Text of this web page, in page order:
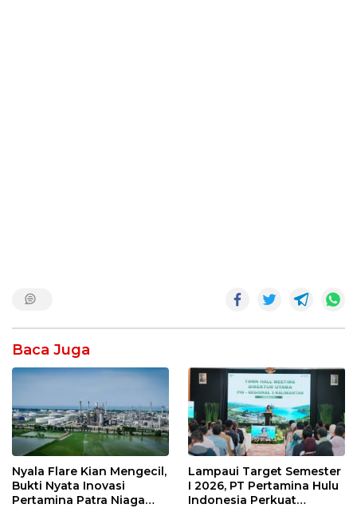
Baca Juga
Nyala Flare Kian Mengecil,
Bukti Nyata Inovasi
Pertamina Patra Niaga
Lampaui Target Semester
I 2026, PT Pertamina Hulu
Indonesia Perkuat